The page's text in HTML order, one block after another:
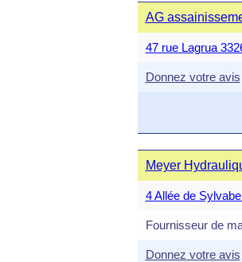
AG
47 rue Lagrua
Donnez votre avis
Meyer
4 Allée de
Fournisseur de
Donnez votre avis